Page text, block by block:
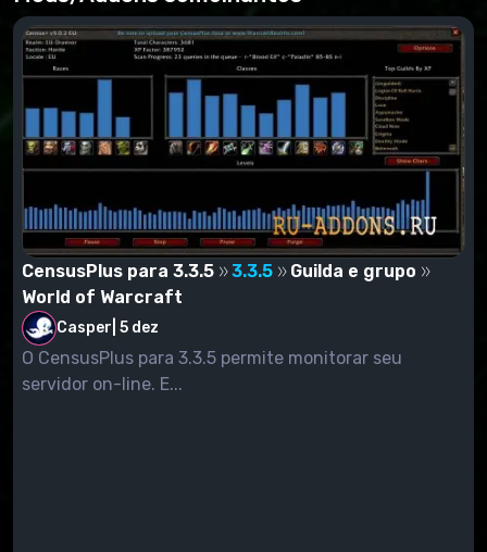
CensusPlus para 3.3.5 3.3.5
Guilda e grupo
World of Warcraft
Casper 5 dez
O CensusPlus para 3.3.5 permite monitorar seu
servidor on-line. E...